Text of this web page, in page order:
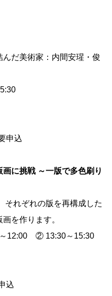
んだ美術家：内間安瑆・俊
申込
に挑戦 ～一版で多色刷り
それぞれの版を再構成した
を作ります。
12:00 ② 13:30～15:30
込